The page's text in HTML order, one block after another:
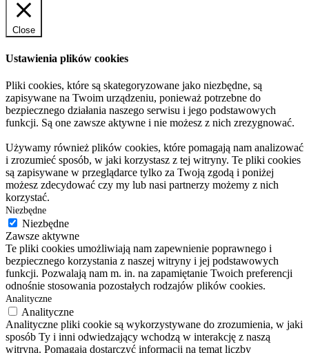
Close
Ustawienia plików cookies
Pliki cookies, które są skategoryzowane jako niezbędne, są
zapisywane na Twoim urządzeniu, ponieważ potrzebne do
bezpiecznego działania naszego serwisu i jego podstawowych
funkcji. Są one zawsze aktywne i nie możesz z nich zrezygnować.
Używamy również plików cookies, które pomagają nam analizować
i zrozumieć sposób, w jaki korzystasz z tej witryny. Te pliki cookies
są zapisywane w przeglądarce tylko za Twoją zgodą i poniżej
możesz zdecydować czy my lub nasi partnerzy możemy z nich
korzystać.
Niezbędne
Niezbędne
Zawsze aktywne
Te pliki cookies umożliwiają nam zapewnienie poprawnego i
bezpiecznego korzystania z naszej witryny i jej podstawowych
funkcji. Pozwalają nam m. in. na zapamiętanie Twoich preferencji
odnośnie stosowania pozostałych rodzajów plików cookies.
Analityczne
Analityczne
Analityczne pliki cookie są wykorzystywane do zrozumienia, w jaki
sposób Ty i inni odwiedzający wchodzą w interakcję z naszą
witryną. Pomagają dostarczyć informacji na temat liczby